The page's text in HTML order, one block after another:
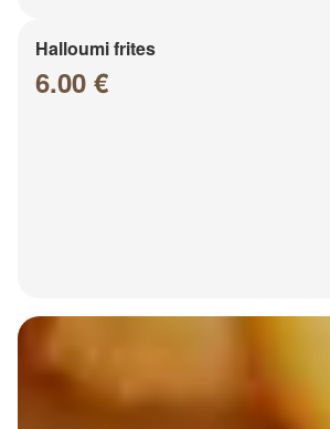
Halloumi frites
6.00 €